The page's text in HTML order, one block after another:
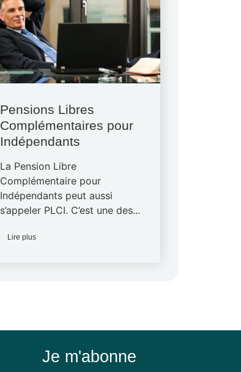
Pensions Libres
Complémentaires pour
Indépendants
La Pension Libre
Complémentaire pour
Indépendants peut aussi
s’appeler PLCI. C’est une des...
Lire plus
Je m'abonne